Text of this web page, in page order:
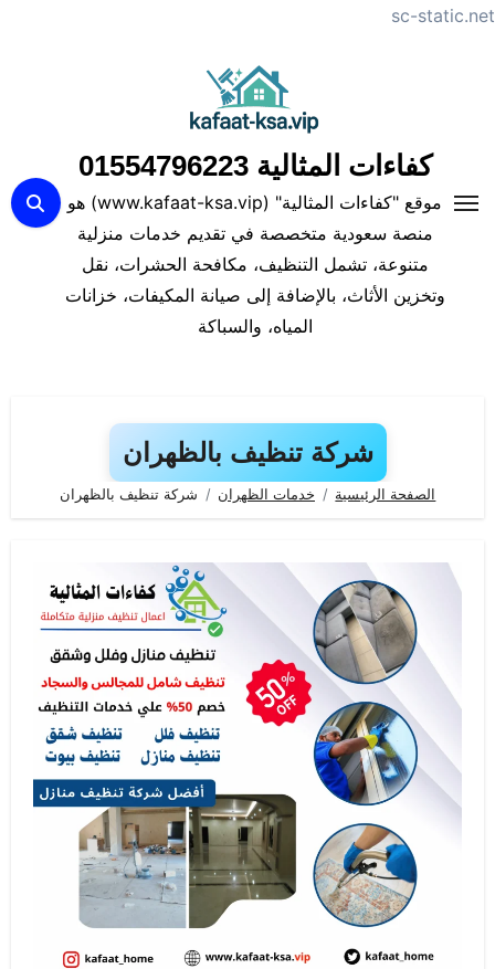
sc-static.net
كفاءات المثالية 01554796223
موقع "كفاءات المثالية" (www.kafaat-ksa.vip) هو
منصة سعودية متخصصة في تقديم خدمات منزلية
متنوعة، تشمل التنظيف، مكافحة الحشرات، نقل
وتخزين الأثاث، بالإضافة إلى صيانة المكيفات، خزانات
المياه، والسباكة
شركة تنظيف بالظهران
الصفحة الرئيسية خدمات الظهران شركة تنظيف بالظهران